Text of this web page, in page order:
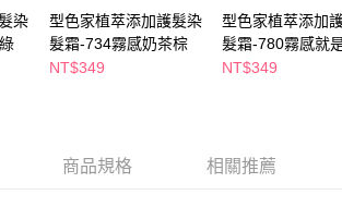
份有限公司提供之「AFTEE先享後付」服務完成之交
事先徵得法定代理人或監護人之同意方可使用
含以上)免運費
染
型色家植萃添加護髮染
髮霜-734霧感奶茶棕
NT$349
型色家植萃添加
髮霜-780霧感就
NT$349
商品規格 相關推薦